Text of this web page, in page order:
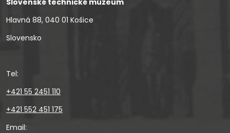
Slovenské technické múzeum
Hlavná 88, 040 01 Košice
Slovensko
Tel:
+421 55 2451 110
+421 552 451 175
Email: